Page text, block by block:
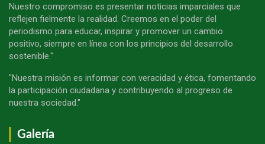
Nuestro compromiso es presentar noticias imparciales que
reflejen fielmente la realidad. Creemos en el poder del
periodismo para educar, inspirar y promover un cambio
positivo, siempre en línea con los principios del desarrollo
sostenible."
"Nuestra misión es informar con veracidad y ética, fomentando
la participación ciudadana y contribuyendo al progreso de
nuestra sociedad."
Galería